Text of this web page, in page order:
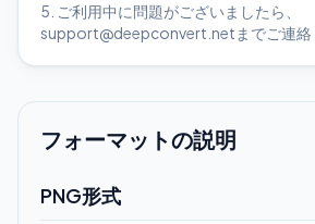
ご利用中に問題がございましたら、
support@deepconvert.netまでご連絡
フォーマットの説明
PNG形式